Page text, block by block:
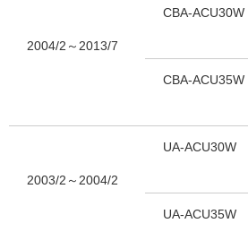
2004/2～2013/7
CBA-ACU30W
CBA-ACU35W
2003/2～2004/2
UA-ACU30W
UA-ACU35W